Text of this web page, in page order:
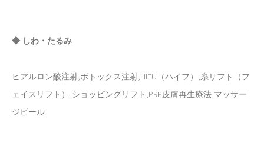
◆ しわ・たるみ
ヒアルロン酸注射,ボトックス注射,HIFU（ハイフ）,糸リフト（フ
ェイスリフト）,ショッピングリフト,PRP皮膚再生療法,マッサー
ジピール